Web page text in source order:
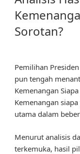
Sorotan?
Pemilihan
pun tengah
Kemenangan
Kemenangan
utama dalam
Menurut analisis
terkemuka, hasil